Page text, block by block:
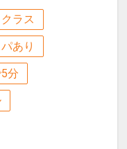
０
備え付けの
2027年3月
DP-1-
ラス
あり
分